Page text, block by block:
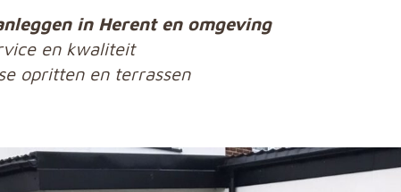
in Herent en omgeving
en kwaliteit
opritten en terrassen